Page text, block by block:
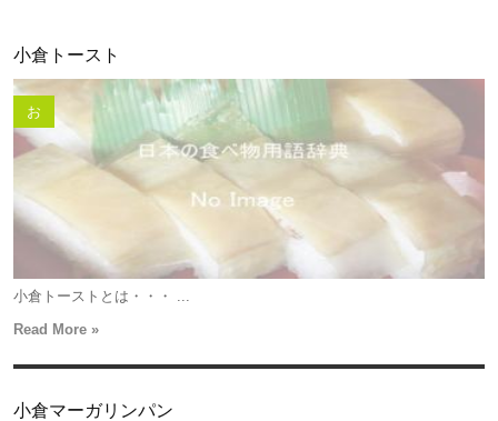
小倉トースト
お
小倉トーストとは・・・ ...
Read More »
小倉マーガリンパン